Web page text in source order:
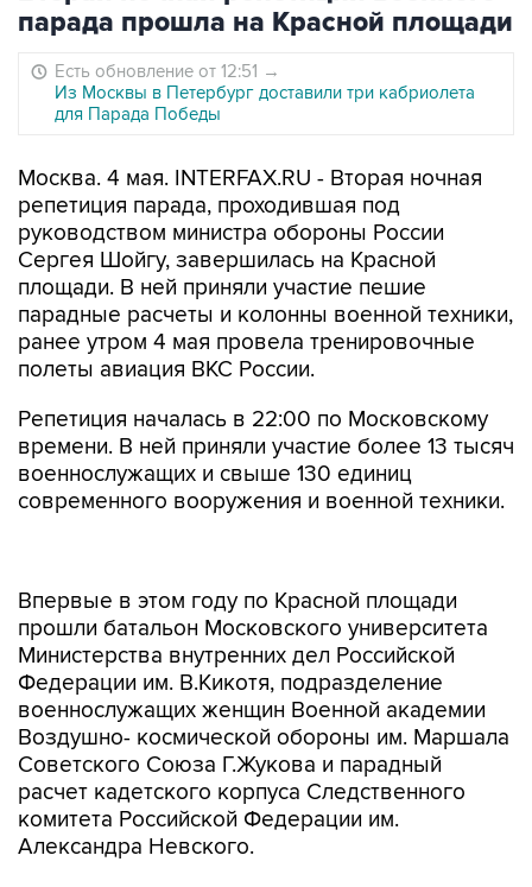
парада прошла на Красной площади
Есть обновление от 12:51 →
Из Москвы в Петербург доставили три кабриолета
для Парада Победы
Москва. 4 мая. INTERFAX.RU - Вторая ночная
репетиция парада, проходившая под
руководством министра обороны России
Сергея Шойгу, завершилась на Красной
площади. В ней приняли участие пешие
парадные расчеты и колонны военной техники,
ранее утром 4 мая провела тренировочные
полеты авиация ВКС России.
Репетиция началась в 22:00 по Московскому
времени. В ней приняли участие более 13 тысяч
военнослужащих и свыше 130 единиц
современного вооружения и военной техники.
Министерства внутренних дел Российской
Федерации им. В.Кикотя, подразделение
военнослужащих женщин Военной академии
Воздушно- космической обороны им. Маршала
Советского Союза Г.Жукова и парадный
расчет кадетского корпуса Следственного
комитета Российской Федерации им.
Александра Невского.
В репетиции приняли участие